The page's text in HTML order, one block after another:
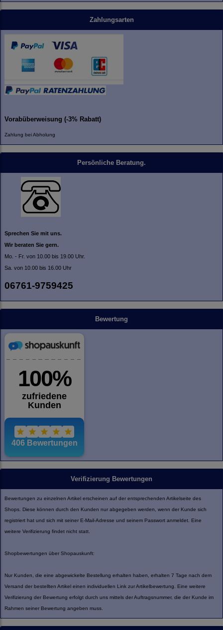
Zahlungsarten
Vorabüberweisung (-3% Rabatt)
Zahlung bei Abholung
Persönliche Beratung.
Sprechen Sie mit uns.
Wir beraten Sie gern.
Mo. - Fr. von 10.00 bis 19.00 Uhr.
Sa. von 10.00 bis 16.00 Uhr
06761-9759425
Bewertung
Verifizierung Bewertungen
Bewertungen zu einzelnen Artikel erscheinen auf der entsprechenden Artikelseite des
Shops. Diese können durch den Kunden nur abgegeben werden, wenn der Kunde sich
registriert hat und sich mit seiner E-Mail-Adresse und seinem Passwort anmeldet. Eine
weitere Verifizierung findet nicht statt.
Shopbewertungen über Shopauskunft:
Nur Kunden, die eine abgewickelte Bestellung erhalten haben, erhalten 7 Tage nach dem
Versand der bestellten Artikel einen individuellen Link zur Artikelbewertung. Eine weitere
Verifizierung der Bewertung erfolgt durch uns mittels der Auftragsnummer, die der Kunde im
Rahmen seiner Bewertung angeben muss.